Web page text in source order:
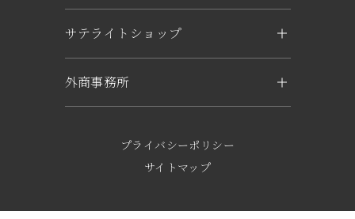
企業概要
求人情報
サテライトショップ
KEiSEI ＆ owl（つくば）
電話：029-897-3321
KEiSEI & sole（日立）
外商事務所
〒310-0063 茨城県水戸市五軒町2-1-37
電話：029-221-6777
〒273-0005 千葉県船橋市本町4-9-20
プライバシーポリシー
サイトマップ